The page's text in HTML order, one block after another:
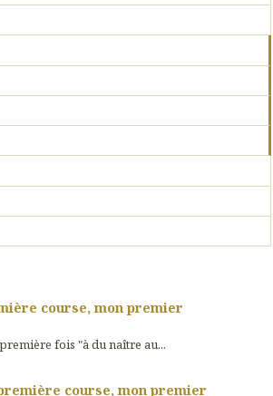
course, mon premier
fois "à du naître au...
course, mon premier